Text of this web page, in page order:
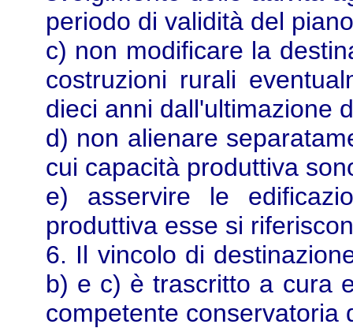
periodo di validità del
c) non modificare la
costruzioni rurali
dieci anni dall'ultimazione
d) non alienare
cui capacità produttiva
e) asservire le
produttiva esse si
6. Il vincolo di
b) e c) è trascritto a cura
competente